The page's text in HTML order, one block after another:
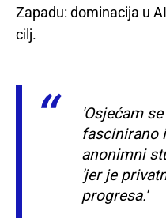
Zapadu: dominacija u
cilj.
'Osjećam
fascinirano
anonimni
'jer je
progresa.'